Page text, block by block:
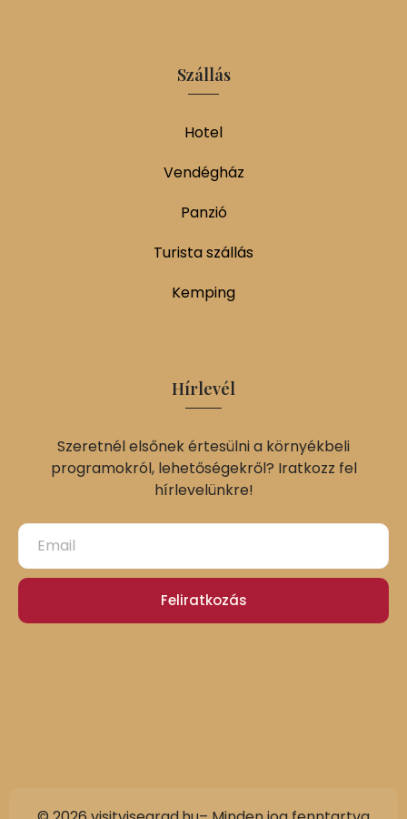
Szállás
Hotel
Vendégház
Panzió
Turista szállás
Kemping
Hírlevél
Szeretnél elsőnek értesülni a környékbeli
programokról, lehetőségekről? Iratkozz fel
hírlevelünkre!
Feliratkozás